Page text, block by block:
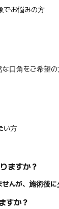
でお悩みの方
な口角をご希望
い方
ますか？
んが、施術後に
すか？